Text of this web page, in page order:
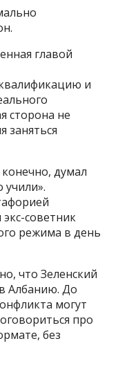
главой
и
сторона не
заняться
думал
учили».
советник
режима в день
что Зеленский
Албанию. До
могут
про
без